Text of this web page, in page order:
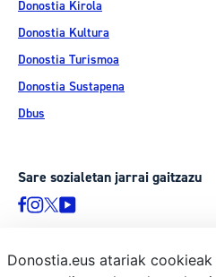
Donostia Kirola
Donostia Kultura
Donostia Turismoa
Donostia Sustapena
Dbus
Sare sozialetan jarrai gaitzazu
Donostia.eus atariak